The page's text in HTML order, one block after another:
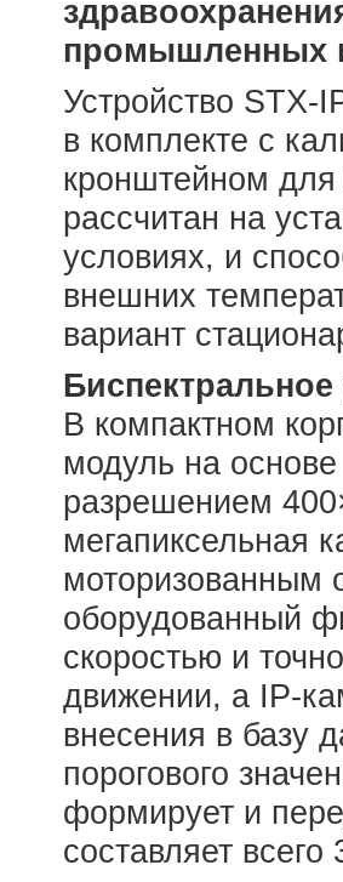
промышленных
Устройство STX-
в комплекте с
кронштейном для
рассчитан на
условиях, и
внешних
вариант
В компактном
модуль на
разрешением
мегапиксельная
моторизованным
оборудованный
скоростью и
движении, а IP-
внесения в базу
порогового
формирует и
составляет всего